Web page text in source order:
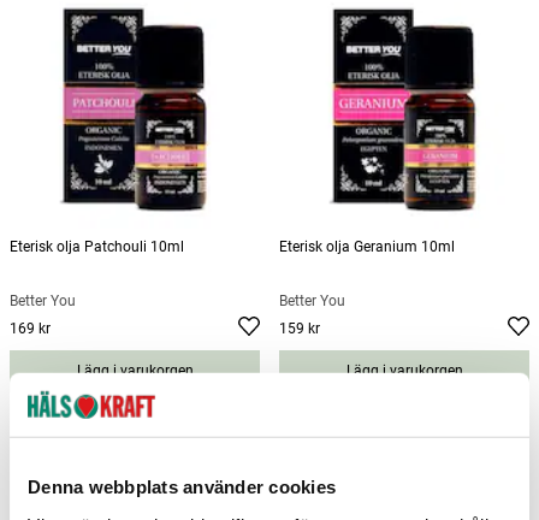
Denna webbplats använder cookies
Eterisk olja Patchouli 10ml
Better You
Pris:
169 kr
Lägg i varukorgen
Eterisk olja Geranium 10ml
Better You
Pris:
159 kr
Lägg i varukorgen